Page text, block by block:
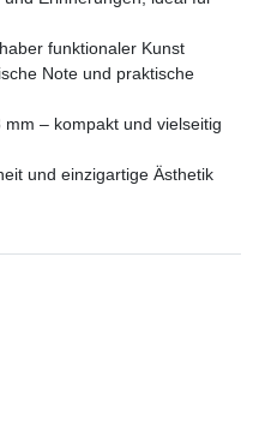
funktionaler Kunst
Note und praktische
– kompakt und vielseitig
und einzigartige Ästhetik